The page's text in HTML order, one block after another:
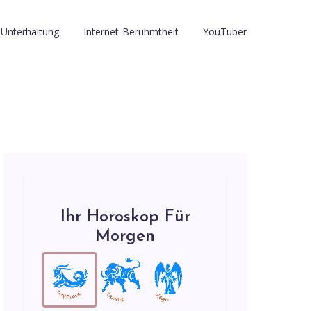
Unterhaltung Internet-Berühmtheit YouTuber
Ihr Horoskop Für
Morgen